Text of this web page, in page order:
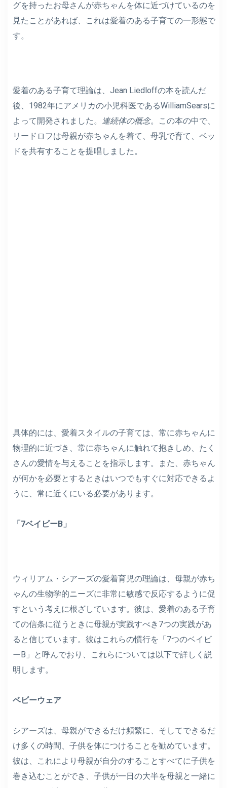
グを持ったお母さんが赤ちゃんを体に近づけているのを
見たことがあれば、これは愛着のある子育ての一形態で
す。
愛着のある子育て理論は、Jean Liedloffの本を読んだ
後、1​​982年にアメリカの小児科医であるWilliamSearsに
よって開発されました。 連続体の概念。この本の中で、
リードロフは母親が赤ちゃんを着て、母乳で育て、ベッ
ドを共有することを提唱しました。
具体的には、愛着スタイルの子育ては、常に赤ちゃんに
物理的に近づき、常に赤ちゃんに触れて抱きしめ、たく
さんの愛情を与えることを指示します。また、赤ちゃん
が何かを必要とするときはいつでもすぐに対応できるよ
うに、常に近くにいる必要があります。
「7ベイビーB」
ウィリアム・シアーズの愛着育児の理論は、母親が赤ち
ゃんの生物学的ニーズに非常に敏感で反応するように促
すという考えに根ざしています。彼は、愛着のある子育
ての信条に従うときに母親が実践すべき7つの実践があ
ると信じています。彼はこれらの慣行を「7つのベイビ
ーB」と呼んでおり、これらについては以下で詳しく説
明します。
ベビーウェア
シアーズは、母親ができるだけ頻繁に、そしてできるだ
け多くの時間、子供を体につけることを勧めています。
彼は、これにより母親が自分のすることすべてに子供を
巻き込むことができ、子供が一日の大半を母親と一緒に